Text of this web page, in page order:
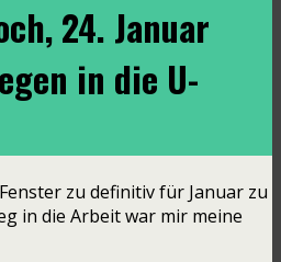
24. Januar
in die U-
zu definitiv für Januar zu
in die Arbeit war mir meine